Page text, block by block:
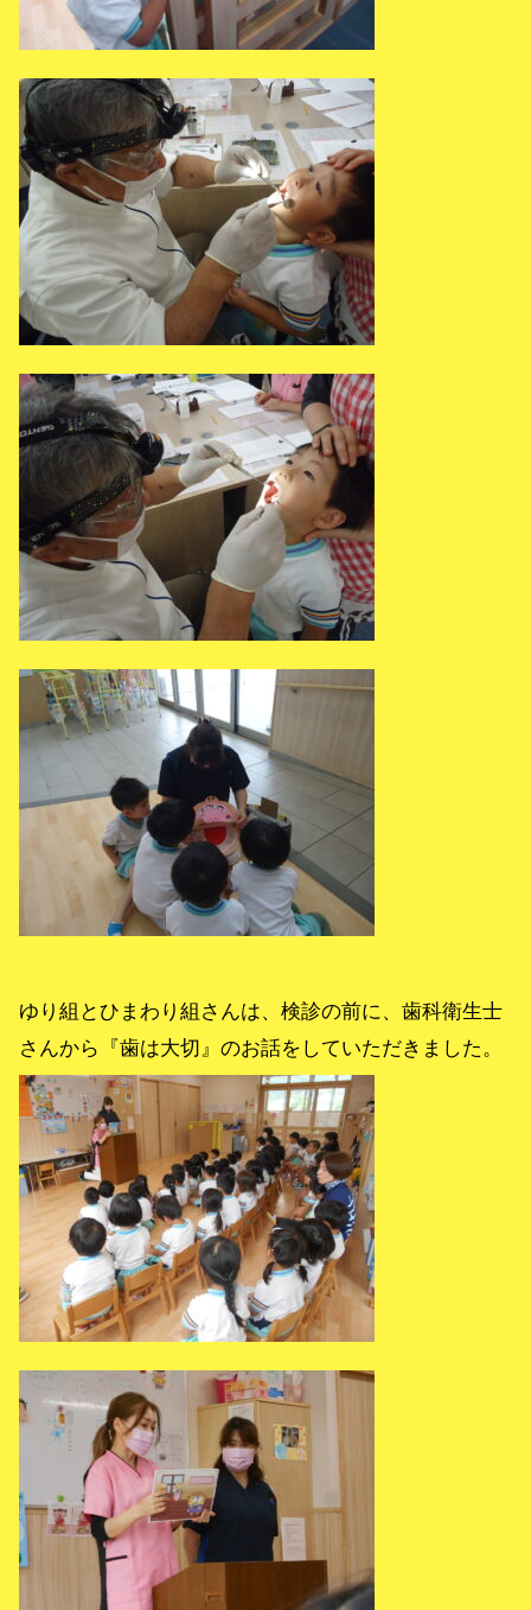
ゆり組とひまわり組さんは、検診の前に、歯科衛生士
さんから『歯は大切』のお話をしていただきました。